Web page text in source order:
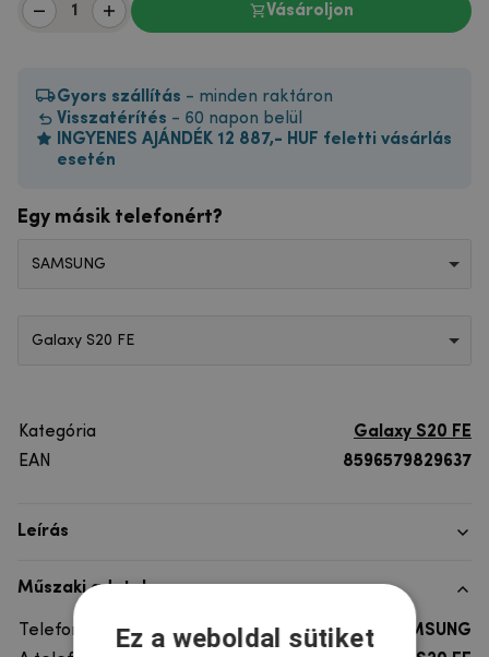
Vásároljon
Gyors szállítás - minden raktáron
Visszatérítés - 60 napon belül
INGYENES AJÁNDÉK 12 887,- HUF feletti vásárlás
esetén
Egy másik telefonért?
SAMSUNG
Galaxy S20 FE
Kategória
Galaxy S20 FE
EAN
8596579829637
Leírás
Műszaki adatok
Telefon márka
SAMSUNG
Ez a weboldal sütiket